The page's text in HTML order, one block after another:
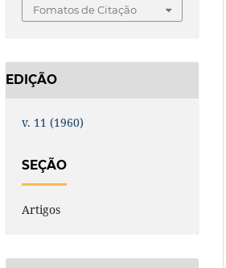
Fomatos de Citação
EDIÇÃO
v. 11 (1960)
SEÇÃO
Artigos